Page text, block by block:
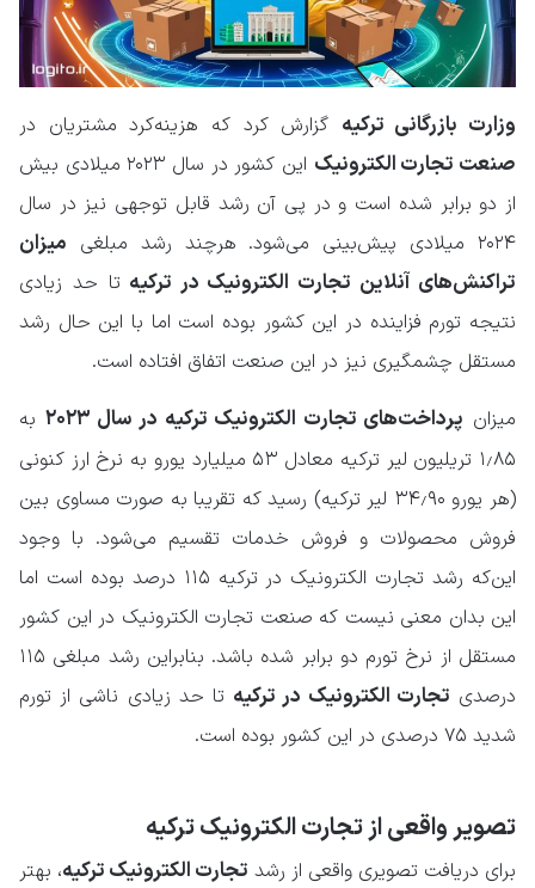
وزارت بازرگانی ترکیه گزارش کرد که هزینه‌کرد مشتریان در
صنعت تجارت الکترونیک
این کشور در سال ۲۰۲۳ میلادی بیش
از دو برابر شده است و در پی آن رشد قابل توجهی نیز در سال
۲۰۲۴ میلادی پیش‌بینی می‌شود. هرچند رشد مبلغی
میزان
تراکنش‌های آنلاین تجارت الکترونیک در ترکیه تا حد زیادی
نتیجه تورم فزاینده در این کشور بوده است اما با این حال رشد
مستقل چشمگیری نیز در این صنعت اتفاق افتاده است.
میزان پرداخت‌های تجارت الکترونیک ترکیه در سال ۲۰۲۳
به
۱٫۸۵ تریلیون لیر ترکیه معادل ۵۳ میلیارد یورو به نرخ ارز کنونی
(هر یورو ۳۴٫۹۰ لیر ترکیه) رسید که تقریبا به صورت مساوی بین
فروش محصولات و فروش خدمات تقسیم می‌شود. با وجود
این‌که رشد تجارت الکترونیک در ترکیه ۱۱۵ درصد بوده است اما
این بدان معنی نیست که صنعت تجارت الکترونیک در این کشور
مستقل از نرخ تورم دو برابر شده باشد. بنابراین رشد مبلغی ۱۱۵
درصدی تجارت الکترونیک در ترکیه تا حد زیادی ناشی از تورم
شدید ۷۵ درصدی در این کشور بوده است.
تصویر واقعی از تجارت الکترونیک ترکیه
برای دریافت تصویری واقعی از رشد تجارت الکترونیک ترکیه، بهتر